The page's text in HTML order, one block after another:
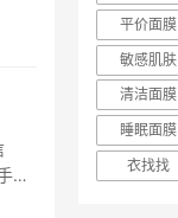
奢
平价面膜
敏感肌肤
清洁面膜
睡眠面膜
衣找找